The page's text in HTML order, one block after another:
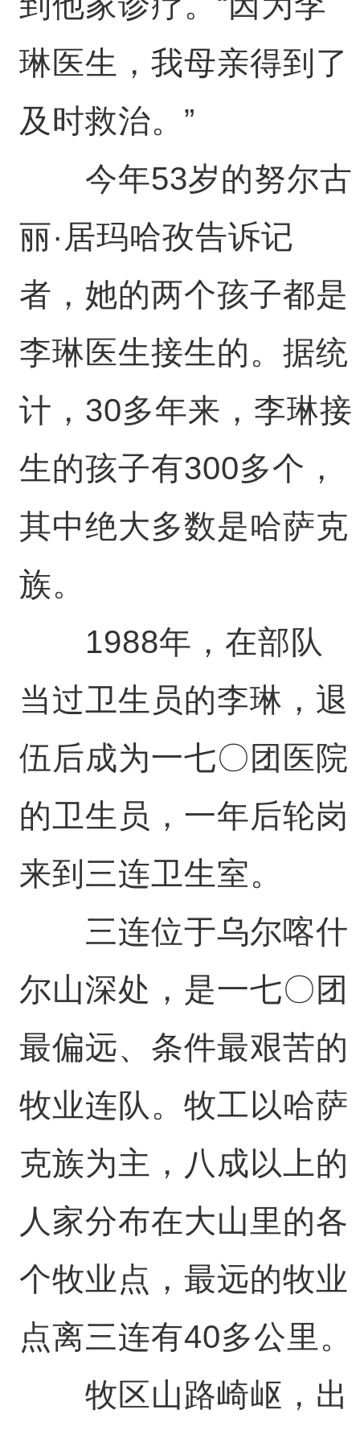
琳医生，我母亲得到了
及时救治。”
今年53岁的努尔古
丽·居玛哈孜告诉记
者，她的两个孩子都是
李琳医生接生的。据统
计，30多年来，李琳接
生的孩子有300多个，
其中绝大多数是哈萨克
族。
1988年，在部队
当过卫生员的李琳，退
伍后成为一七〇团医院
的卫生员，一年后轮岗
来到三连卫生室。
三连位于乌尔喀什
尔山深处，是一七〇团
最偏远、条件最艰苦的
牧业连队。牧工以哈萨
克族为主，八成以上的
人家分布在大山里的各
个牧业点，最远的牧业
点离三连有40多公里。
牧区山路崎岖，出